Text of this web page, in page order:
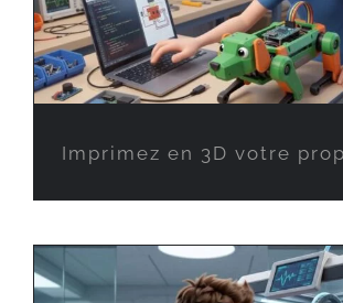
Imprimez en 3D votre